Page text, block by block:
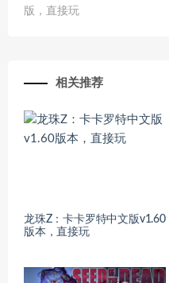
版，直接玩
相关推荐
龙珠Z：卡卡罗特中文版v1.60
版本，直接玩